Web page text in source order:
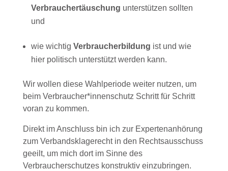
Verbrauchertäuschung unterstützen sollten
und
wie wichtig Verbraucherbildung ist und wie
hier politisch unterstützt werden kann.
Wir wollen diese Wahlperiode weiter nutzen, um
beim Verbraucher*innenschutz Schritt für Schritt
voran zu kommen.
Direkt im Anschluss bin ich zur Expertenanhörung
zum Verbandsklagerecht in den Rechtsausschuss
geeilt, um mich dort im Sinne des
Verbraucherschutzes konstruktiv einzubringen.